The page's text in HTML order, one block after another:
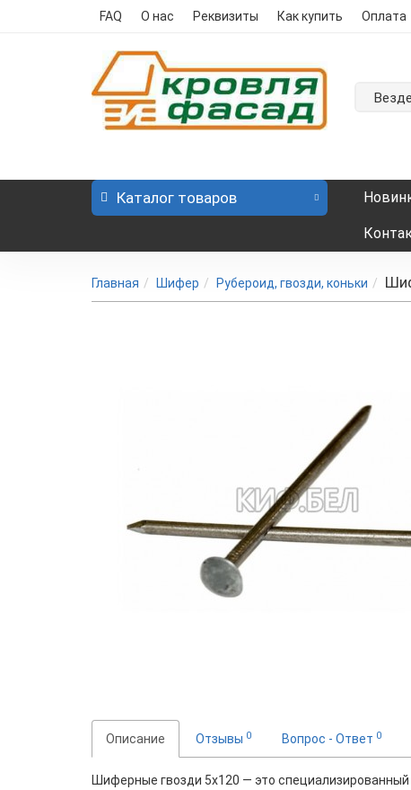
FAQ О нас Реквизиты Как купить Оплата
Везде
Каталог товаров
Главная Шифер Рубероид, гвозди, коньки
Описание Отзывы 0 Вопрос - Ответ 0
Шиферные гвозди 5х120 — это